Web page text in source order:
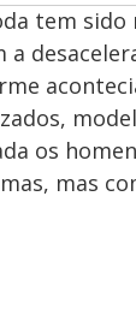
tem
a
os
mas